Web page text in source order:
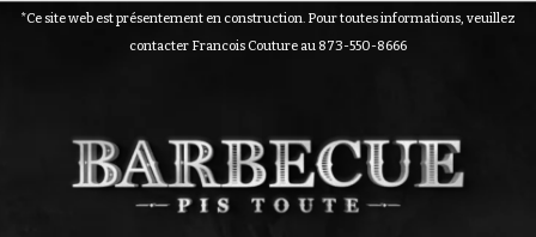
*Ce site web est présentement en construction. Pour toutes informations, veuillez
contacter Francois Couture au 873-550-8666